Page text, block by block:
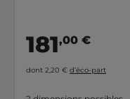
181,00 €
dont 2,20 € d’éco-part